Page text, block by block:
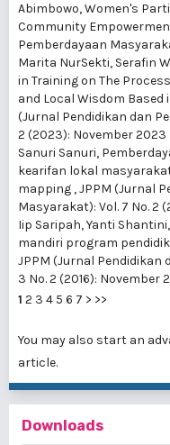
Abimbowo,Women's
Community
Pemberdayaan
Marita NurSekti, Serafin
in Training on The
and Local Wisdom
(Jurnal Pendidikan dan
2 (2023): November 2023
Sanuri Sanuri,
kearifan lokal
mapping ,JPPM (Jurnal
Masyarakat): Vol. 7 No. 2
Iip Saripah, Yanti Shantini,
mandiri program
JPPM (Jurnal Pendidikan
3 No. 2 (2016): November
1 2 3 4 5 6 7 > >>
You may also start an
article.
Downloads